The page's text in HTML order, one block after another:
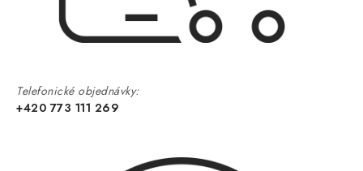
Telefonické objednávky:
+420 773 111 269